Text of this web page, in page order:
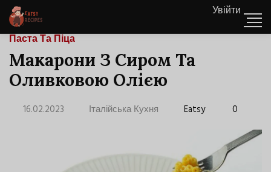
Увійти
Паста Та Піца
Макарони З Сиром Та
Оливковою Олією
16.02.2023 Італійська Кухня Eatsy 0